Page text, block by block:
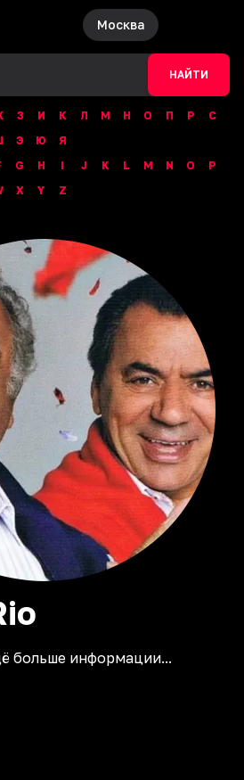
Москва
НАЙТИ
З И К Л М Н О П Р
С
Э Ю
Я
G H I J K L M N O
P
X Y Z
больше информации...